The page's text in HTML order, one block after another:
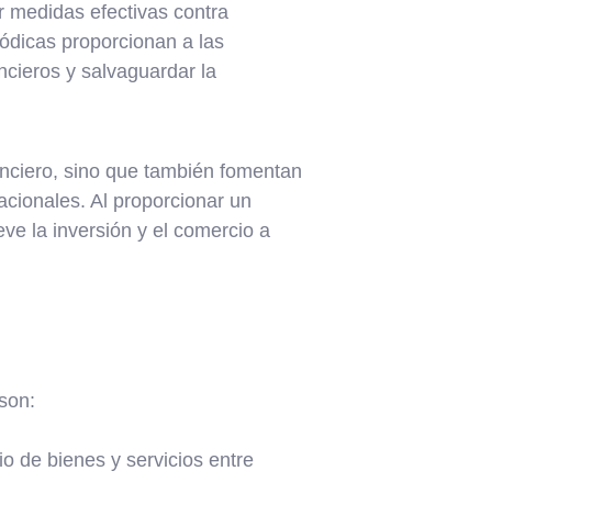
medidas efectivas contra
proporcionan a las
y salvaguardar la
sino que también fomentan
Al proporcionar un
la inversión y el comercio a
de bienes y servicios entre